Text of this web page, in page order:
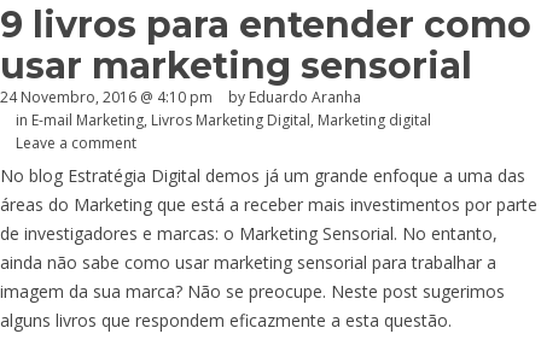
9 livros para entender como
usar marketing sensorial
24 Novembro, 2016 @ 4:10 pm by Eduardo Aranha
in E-mail Marketing, Livros Marketing Digital, Marketing digital
Leave a comment
No blog Estratégia Digital demos já um grande enfoque a uma das
áreas do Marketing que está a receber mais investimentos por parte
de investigadores e marcas: o Marketing Sensorial. No entanto,
ainda não sabe como usar marketing sensorial para trabalhar a
imagem da sua marca? Não se preocupe. Neste post sugerimos
alguns livros que respondem eficazmente a esta questão.